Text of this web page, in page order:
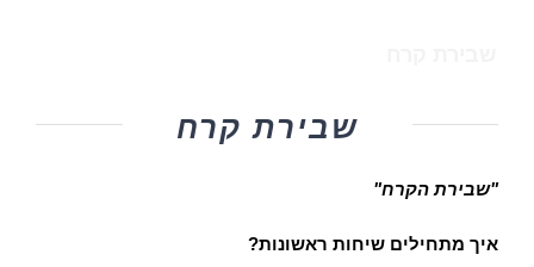
שבירת קרח
"שבירת הקרח"
איך מתחילים שיחות ראשונות?‏